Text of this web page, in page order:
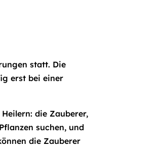
statt. Die
erst bei einer
die Zauberer,
suchen, und
die Zauberer